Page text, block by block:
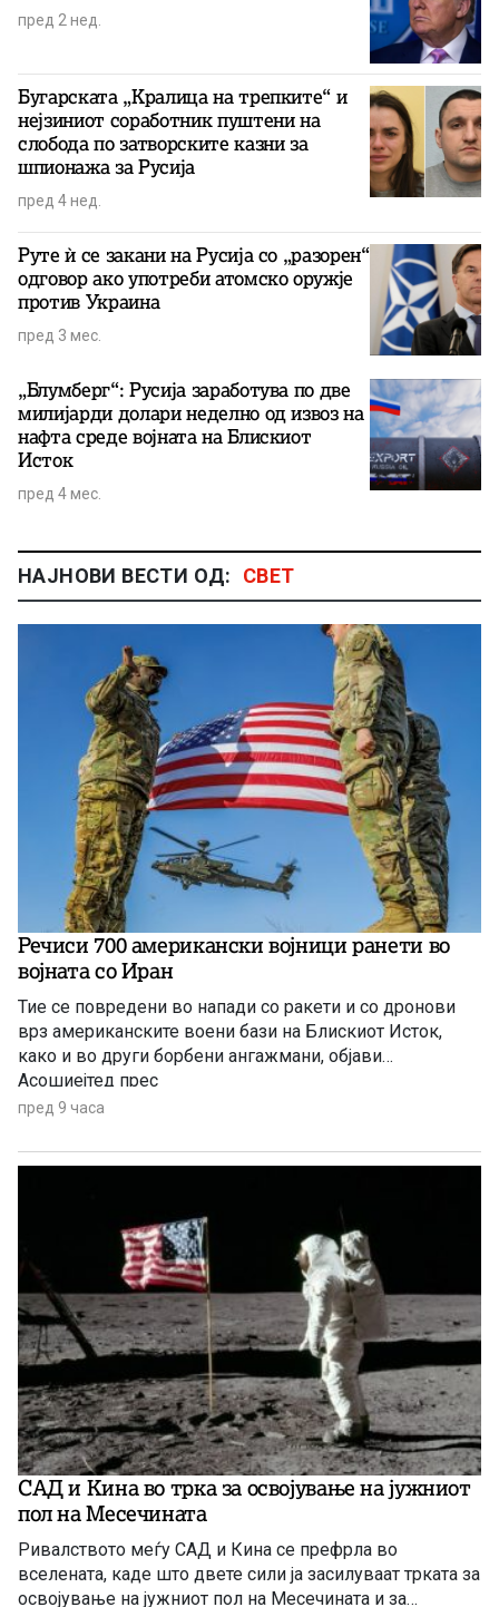
пред 2 нед.
Бугарската „Кралица на трепките“ и
нејзиниот соработник пуштени на
слобода по затворските казни за
шпионажа за Русија
пред 4 нед.
Руте ѝ се закани на Русија со „разорен“
одговор ако употреби атомско оружје
против Украина
пред 3 мес.
„Блумберг“: Русија заработува по две
милијарди долари неделно од извоз на
нафта среде војната на Блискиот
Исток
пред 4 мес.
НАЈНОВИ ВЕСТИ ОД: СВЕТ
Речиси 700 американски војници ранети во
војната со Иран
Тие се повредени во напади со ракети и со дронови
врз американските воени бази на Блискиот Исток,
како и во други борбени ангажмани, објави
Асошиејтед прес
пред 9 часа
САД и Кина во трка за освојување на јужниот
пол на Месечината
Ривалството меѓу САД и Кина се префрла во
вселената, каде што двете сили ја засилуваат трката за
освојување на јужниот пол на Месечината и за